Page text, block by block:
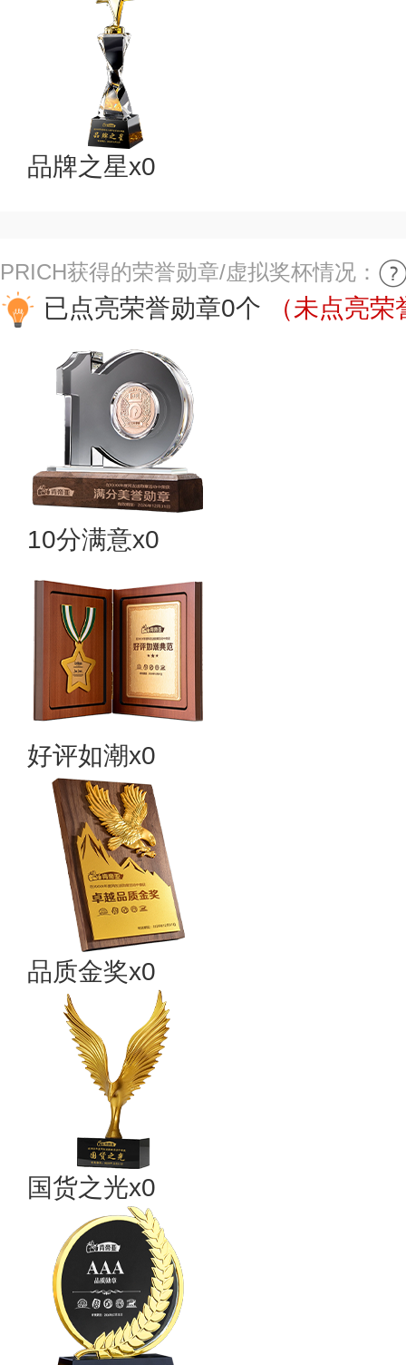
品牌之星x0
PRICH获得的荣誉勋章/虚拟奖杯情况：
已点亮荣誉勋章0个 （未点亮
10分满意x0
好评如潮x0
品质金奖x0
国货之光x0